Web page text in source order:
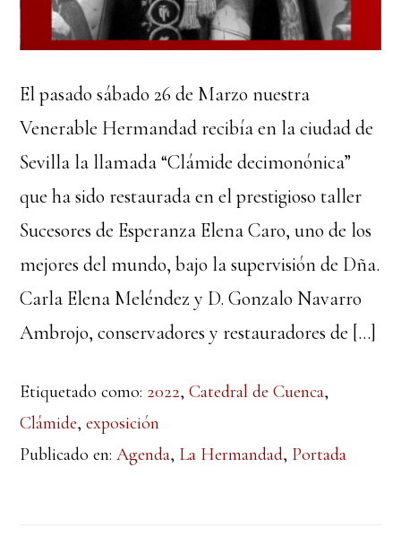
El pasado sábado 26 de Marzo nuestra
Venerable Hermandad recibía en la ciudad de
Sevilla la llamada “Clámide decimonónica”
que ha sido restaurada en el prestigioso taller
Sucesores de Esperanza Elena Caro, uno de los
mejores del mundo, bajo la supervisión de Dña.
Carla Elena Meléndez y D. Gonzalo Navarro
Ambrojo, conservadores y restauradores de […]
Etiquetado como: 2022,Catedral de Cuenca,
Clámide,exposición
Publicado en:Agenda, La Hermandad, Portada